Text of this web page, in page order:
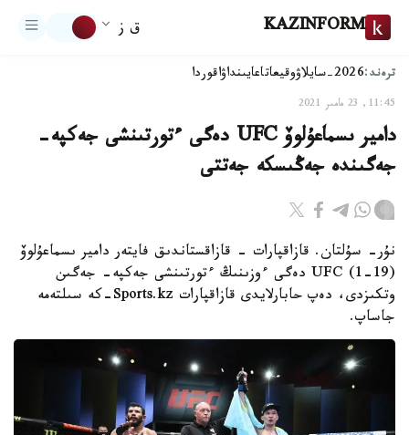
KAZINFORM ق ز
ترەند:2026-سايلاۋ وقيعاتاعايىنداۋاقوردا
11:45, 23 مامىر 2021
دامير ىسماعۇلوۆ UFC دەگى ءتورتىنشى جەكپە-
جەگىندە جەڭىسكە جەتتى
نۇر- سۇلتان. قازاقپارات - قازاقستاندىق فايتەر دامير ىسماعۇلوۆ
(19-1) UFC دەگى ءوزىنىڭ ءتورتىنشى جەكپە- جەگىن
وتكىزدى، دەپ حابارلايدى قازاقپارات Sports.kz-كە سىلتەمە
جاساپ.